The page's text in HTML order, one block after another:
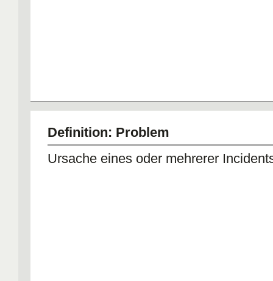
Definition: Problem
Ursache eines oder mehrerer